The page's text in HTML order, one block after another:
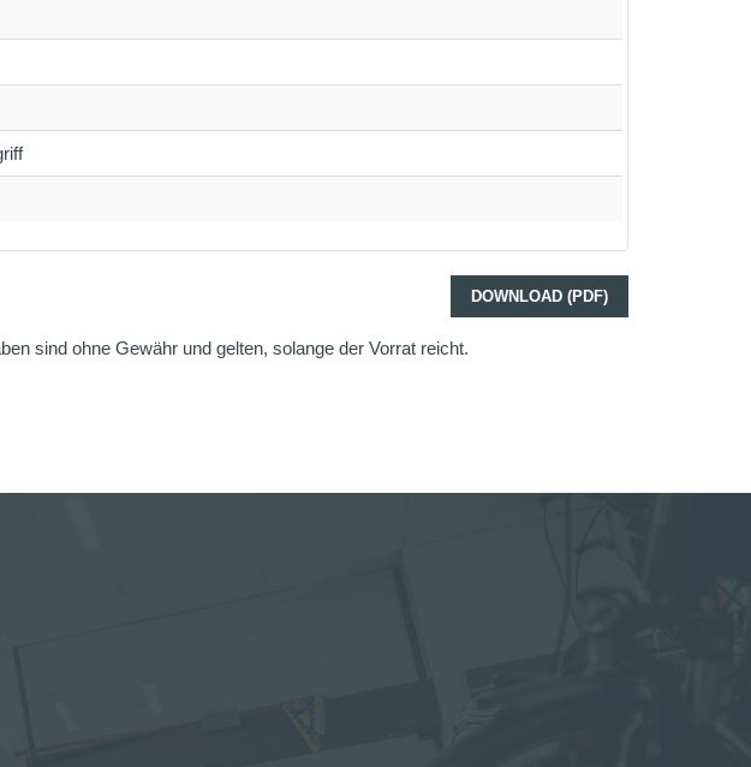
DOWNLOAD (PDF)
sind ohne Gewähr und gelten, solange der Vorrat reicht.